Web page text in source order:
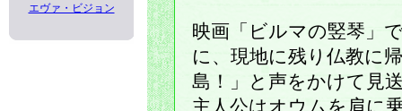
エヴァ・ビジョン
映画「ビルマの竪琴」
に、現地に残り仏教に
島！」と声をかけて見
主人公はオウムを肩に